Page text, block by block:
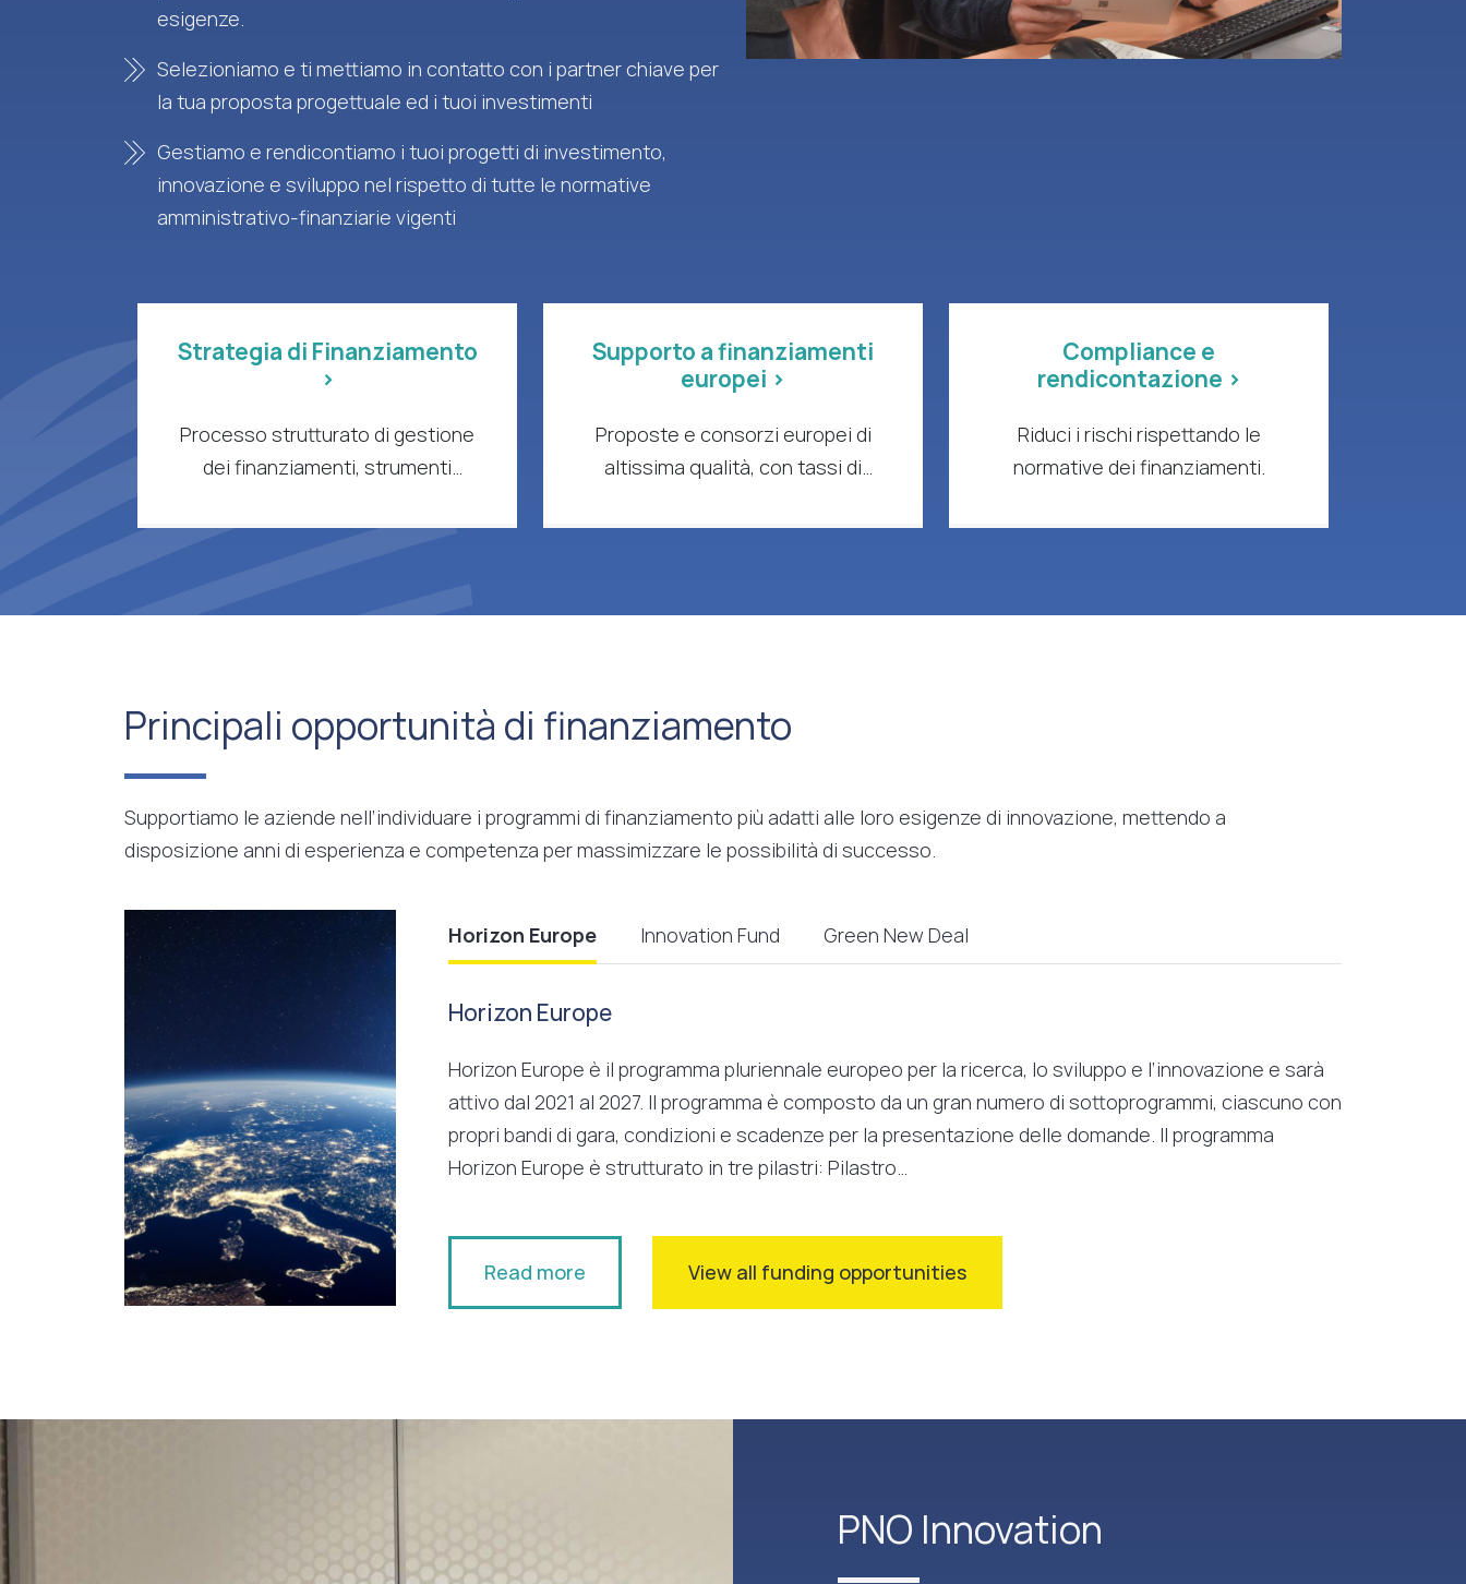
esigenze.
Selezioniamo e ti mettiamo in contatto con i partner chiave per
la tua proposta progettuale ed i tuoi investimenti
Gestiamo e rendicontiamo i tuoi progetti di investimento,
innovazione e sviluppo nel rispetto di tutte le normative
amministrativo-finanziarie vigenti
Strategia di Finanziamento
>
Processo strutturato di gestione
dei finanziamenti, strumenti
aziende e organizzazioni di ricerca
Supporto a finanziamenti
europei >
Proposte e consorzi europei di
altissima qualità, con tassi di
concreto.
Compliance e
rendicontazione >
Riduci i rischi rispettando le
normative dei finanziamenti.
Principali opportunità di finanziamento
Supportiamo le aziende nell’individuare i programmi di finanziamento più adatti alle loro esigenze di innovazione, mettendo a
disposizione anni di esperienza e competenza per massimizzare le possibilità di successo.
Horizon Europe Innovation Fund Green New Deal
Horizon Europe
Horizon Europe è il programma pluriennale europeo per la ricerca, lo sviluppo e l’innovazione e sarà
attivo dal 2021 al 2027. Il programma è composto da un gran numero di sottoprogrammi, ciascuno con
propri bandi di gara, condizioni e scadenze per la presentazione delle domande. Il programma
Horizon Europe è strutturato in tre pilastri: Pilastro…
Read more View all funding opportunities
PNO Innovation